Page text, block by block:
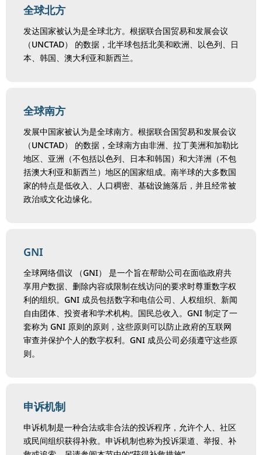
全球北方
发达国家被认为是全球北方。根据联合国贸易和发展会议
（UNCTAD） 的数据，北半球包括北美和欧洲、以色列、日
本、韩国、澳大利亚和新西兰。
全球南方
发展中国家被认为是全球南方。根据联合国贸易和发展会议
（UNCTAD） 的数据，全球南方由非洲、拉丁美洲和加勒比
地区、亚洲（不包括以色列、日本和韩国）和大洋洲（不包
括澳大利亚和新西兰）地区的国家组成。南半球的大多数国
家的特点是低收入、人口稠密、基础设施落后，并且经常被
政治或文化边缘化。
GNI
全球网络倡议 （GNI） 是一个旨在帮助公司在面临政府共
享用户数据、删除内容或限制在线访问的要求时尊重数字权
利的组织。GNI 成员包括数字和电信公司、人权组织、新闻
自由团体、投资者和学术机构。国民总收入。GNI 制定了一
套称为 GNI 原则的原则，这些原则可以防止政府的互联网
审查并保护个人的数字权利。GNI 成员公司必须遵守这些原
则。
申诉机制
申诉机制是一种合法或非合法的投诉程序，允许个人、社区
或民间组织获得补救。申诉机制也称为投诉渠道、举报、补